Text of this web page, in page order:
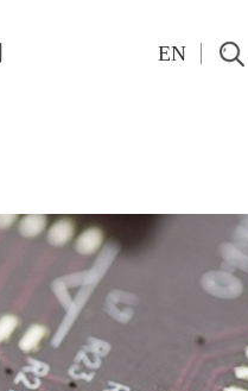
EN
测试仪表
Keithley
Maury
Keisight
概伦电子
Pre-RF Pulsed IV测量彻底改变晶体管紧凑建模